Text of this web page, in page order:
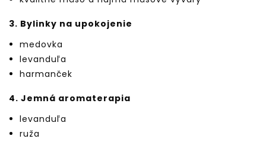
3. Bylinky na upokojenie
medovka
levanduľa
harmanček
4. Jemná aromaterapia
levanduľa
ruža